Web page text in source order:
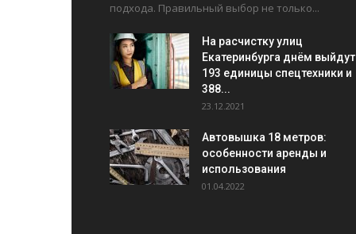
подхода. Правильный выбор не только...
На расчистку улиц
Екатеринбурга днём выйдут
193 единицы спецтехники и
388...
23.12.2021
Автовышка 18 метров:
особенности аренды и
использования
01.04.2022